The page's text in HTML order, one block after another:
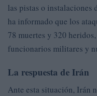
las pistas o instalaciones
ha informado que los
78 muertes y 320
funcionarios militares y
La respuesta de Irán
Ante esta situación, Irán